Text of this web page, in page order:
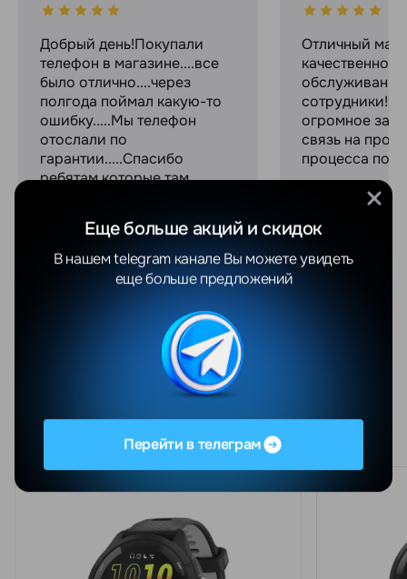
Добрый день!Покупали
телефон в магазине....все
было отлично....через
полгода поймал какую-то
ошибку.....Мы телефон
отослали по
гарантии.....Спасибо
ребятам,которые там
связи,писали и звонили,
консультировали и
объясняли все....Просто
профессионалы своего
Увидеть весь отзыв
Отличный
качественное
сотрудники!
огромное за
связь на
процесса
Похожие товары
Перейти в телеграм
Еще больше акций и скидок
В нашем telegram канале Вы можете увидеть
еще больше предложений